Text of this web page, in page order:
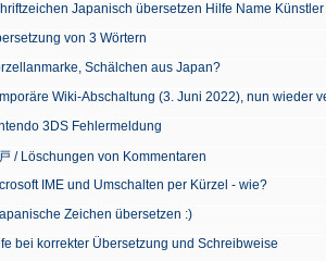
Japanisch übersetzen Hilfe Name
von 3 Wörtern
Schälchen aus Japan?
Wiki-Abschaltung (3. Juni 2022), nun wieder
3DS Fehlermeldung
/ Löschungen von Kommentaren
IME und Umschalten per Kürzel - wie?
Zeichen übersetzen :)
bei korrekter Übersetzung und Schreibweise